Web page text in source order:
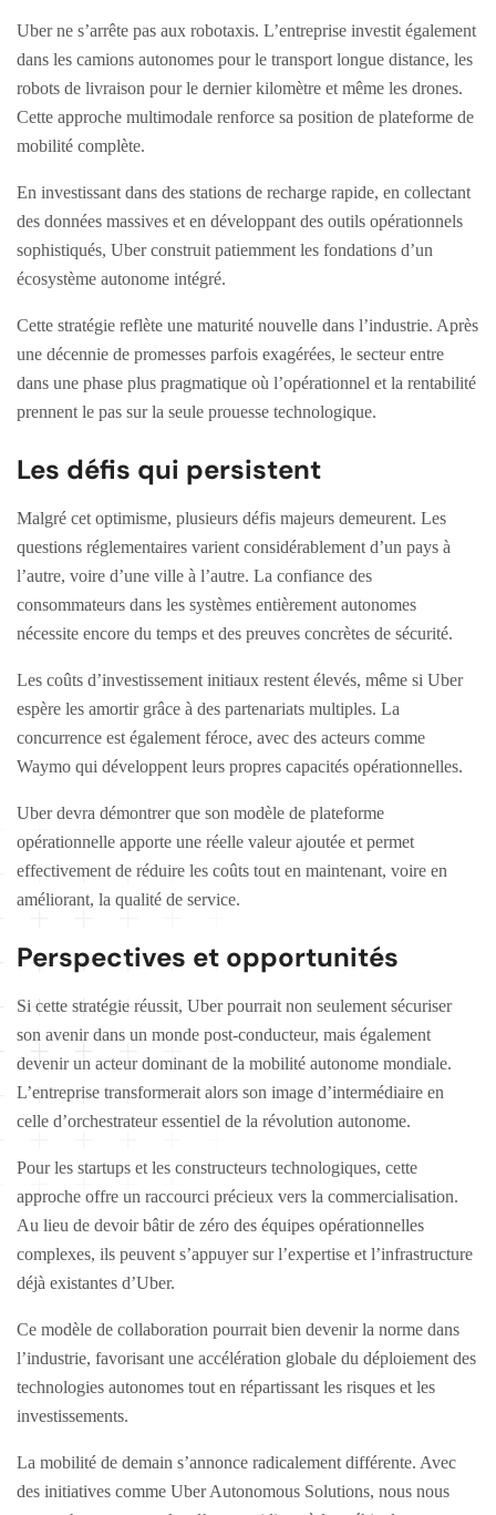
Uber ne s’arrête pas aux robotaxis. L’entreprise investit également
dans les camions autonomes pour le transport longue distance, les
robots de livraison pour le dernier kilomètre et même les drones.
Cette approche multimodale renforce sa position de plateforme de
mobilité complète.
En investissant dans des stations de recharge rapide, en collectant
des données massives et en développant des outils opérationnels
sophistiqués, Uber construit patiemment les fondations d’un
écosystème autonome intégré.
Cette stratégie reflète une maturité nouvelle dans l’industrie. Après
une décennie de promesses parfois exagérées, le secteur entre
dans une phase plus pragmatique où l’opérationnel et la rentabilité
prennent le pas sur la seule prouesse technologique.
Les défis qui persistent
Malgré cet optimisme, plusieurs défis majeurs demeurent. Les
questions réglementaires varient considérablement d’un pays à
l’autre, voire d’une ville à l’autre. La confiance des
consommateurs dans les systèmes entièrement autonomes
nécessite encore du temps et des preuves concrètes de sécurité.
Les coûts d’investissement initiaux restent élevés, même si Uber
espère les amortir grâce à des partenariats multiples. La
concurrence est également féroce, avec des acteurs comme
Waymo qui développent leurs propres capacités opérationnelles.
Uber devra démontrer que son modèle de plateforme
opérationnelle apporte une réelle valeur ajoutée et permet
effectivement de réduire les coûts tout en maintenant, voire en
améliorant, la qualité de service.
Perspectives et opportunités
Si cette stratégie réussit, Uber pourrait non seulement sécuriser
son avenir dans un monde post-conducteur, mais également
devenir un acteur dominant de la mobilité autonome mondiale.
L’entreprise transformerait alors son image d’intermédiaire en
celle d’orchestrateur essentiel de la révolution autonome.
Pour les startups et les constructeurs technologiques, cette
approche offre un raccourci précieux vers la commercialisation.
Au lieu de devoir bâtir de zéro des équipes opérationnelles
complexes, ils peuvent s’appuyer sur l’expertise et l’infrastructure
déjà existantes d’Uber.
Ce modèle de collaboration pourrait bien devenir la norme dans
l’industrie, favorisant une accélération globale du déploiement des
technologies autonomes tout en répartissant les risques et les
investissements.
La mobilité de demain s’annonce radicalement différente. Avec
des initiatives comme Uber Autonomous Solutions, nous nous